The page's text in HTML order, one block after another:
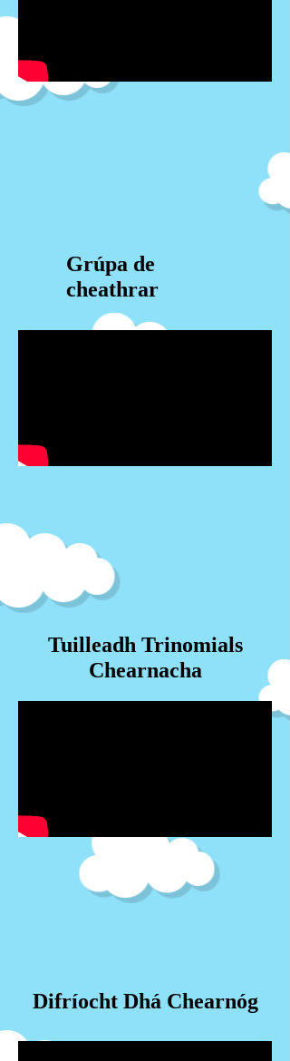
Grúpa de
cheathrar
Tuilleadh Trinomials
Chearnacha
Difríocht Dhá Chearnóg